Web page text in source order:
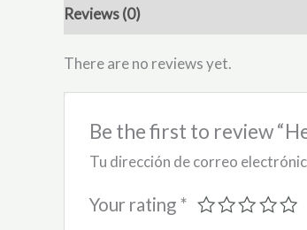
Reviews (0)
There are no reviews yet.
Be the first to review
Tu dirección de correo
Your rating *